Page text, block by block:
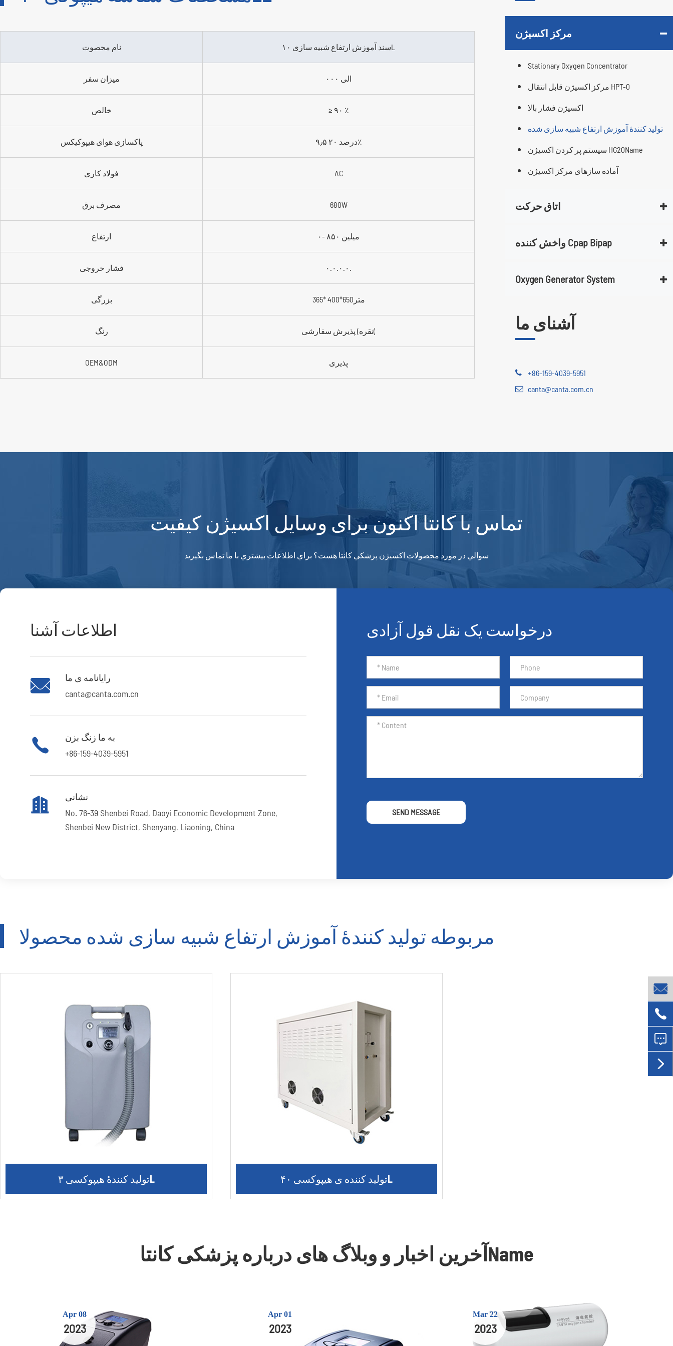
نام محصوت سند آموزش ارتفاع شبیه سازی ۱۰L
میزان سفر ۰۰۰ الی
خالص ≥ ۹۰ ٪
پاکسازی هوای هیپوکیکس ۹٫۵ درصد ۲۰٪
فولاد کاری AC
مصرف برق 680W
ارتفاع ۰- ۸۵۰ میلین
فشار خروجی ۰.۰.۰.۰.
بزرگی 365* 400*650متر
رنگ نقره) پذیرش سفارشی(
OEM&ODM پذیری
مرکز اکسیژن
Stationary Oxygen Concentrator
مرکز اکسیژن قابل انتقال HPT-0
اکسیژن فشار بالا
تولید کنندۀ آموزش ارتفاع شبیه سازی شده
سیستم پر کردن اکسیژن HG20Name
آماده سازهای مرکز اکسیژن
اتاق حرکت
واخش کننده Cpap Bipap
Oxygen Generator System
آشنای ما
+86-159-4039-5951
canta@canta.com.cn
تماس با کانتا اکنون برای وسایل اکسیژن کیفیت
سوالي در مورد محصولات اکسيژن پزشکي کانتا هست؟ براي اطلاعات بيشتري با ما تماس بگيريد
اطلاعات آشنا

رایانامه ی ما
canta@canta.com.cn

به ما زنگ بزن
+86-159-4039-5951

نشانی
No. 76-39 Shenbei Road, Daoyi Economic Development Zone,
Shenbei New District, Shenyang, Liaoning, China
درخواست یک نقل قول آزادی
SEND MESSAGE
مربوطه تولید کنندۀ آموزش ارتفاع شبیه سازی شده محصولا
تولید کنندۀ هیپوکسی ۳L تولید کننده ی هیپوکسی ۴۰L
آخرین اخبار و وبلاگ های درباره پزشکی کانتاName
Apr 08
2023
Apr 01
2023
Mar 22
2023



